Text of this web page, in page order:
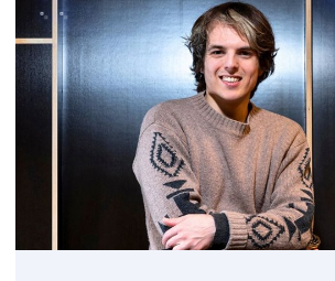
profileren
met
algoritmes?
Er
is
nu
praktisch
hulpmiddel